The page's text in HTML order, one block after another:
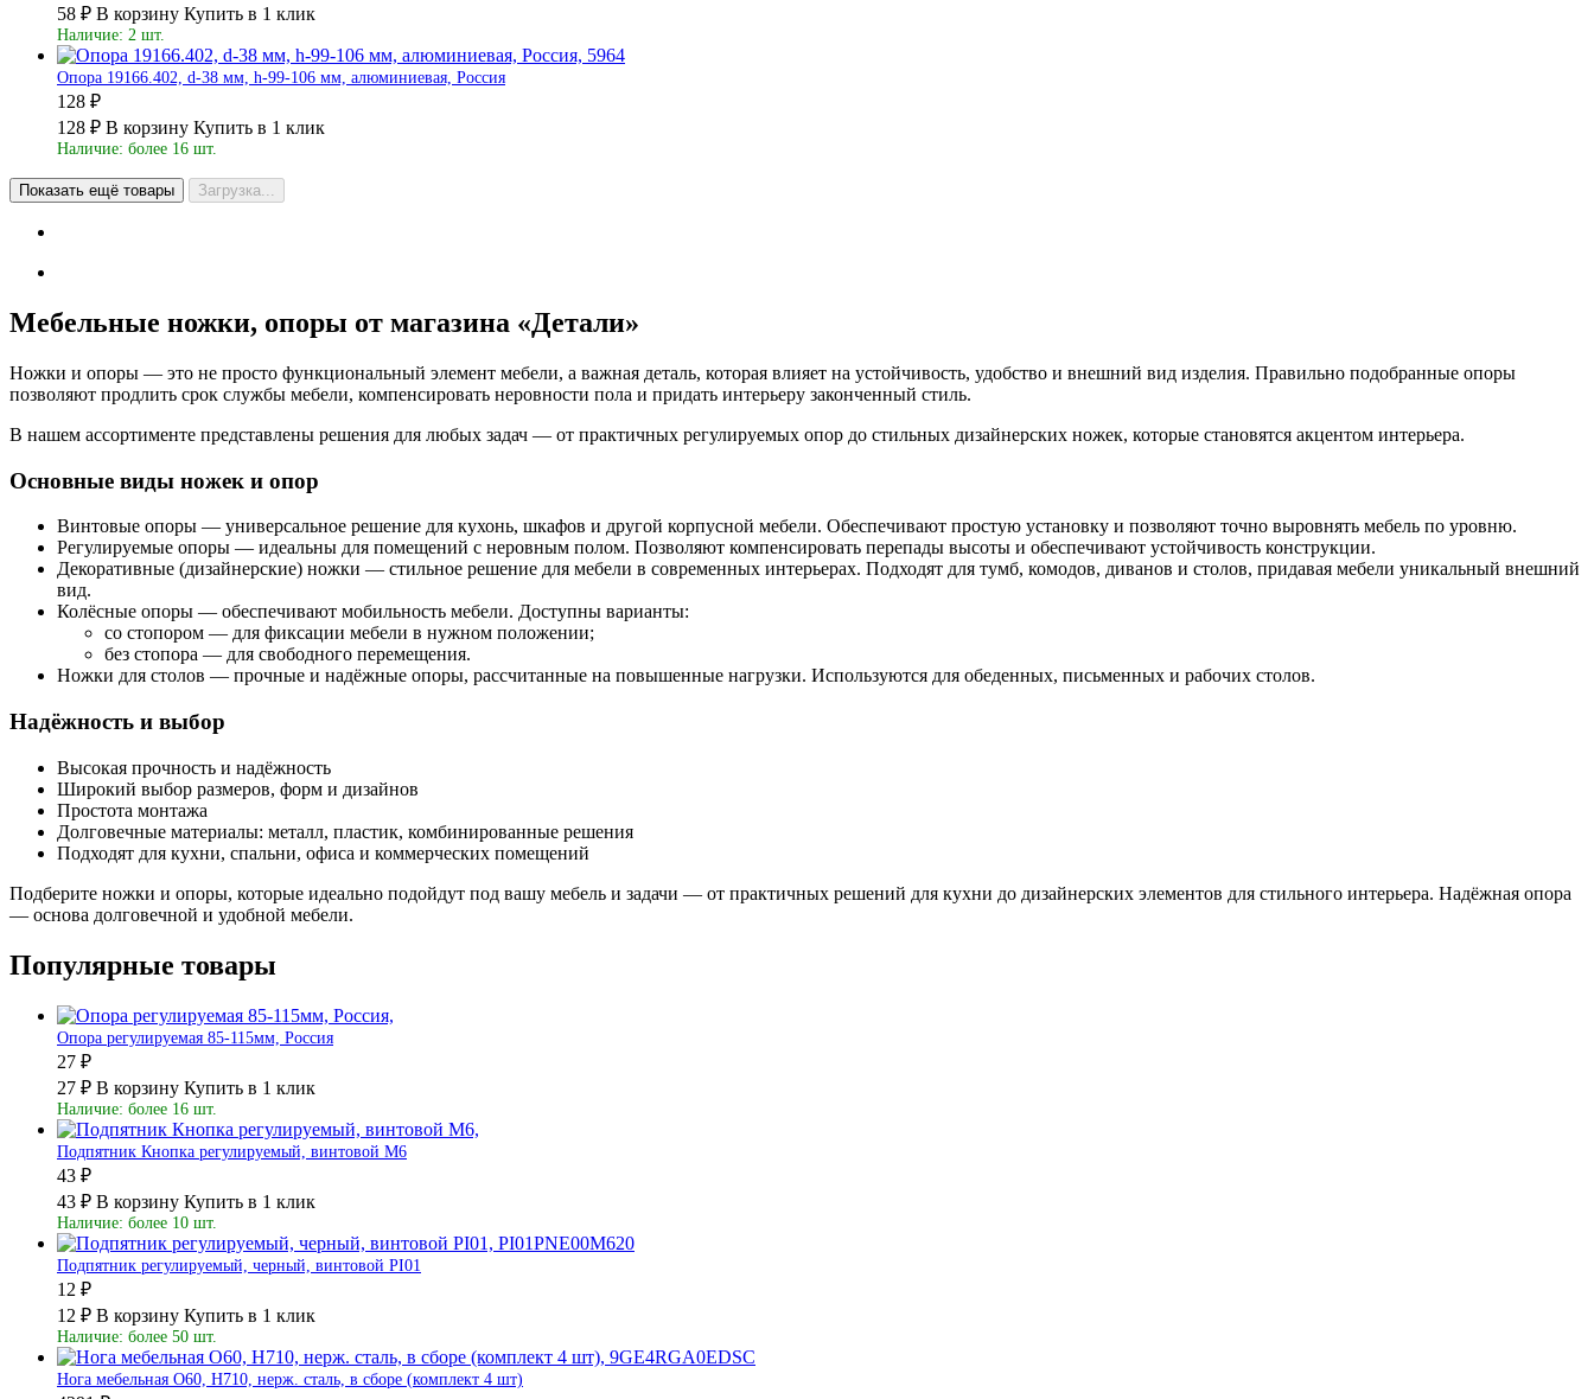
58 ₽ В корзину Купить в 1 клик
Наличие: 2 шт.
Опора 19166.402, d-38 мм, h-99-106 мм, алюминиевая, Россия
128 ₽
128 ₽ В корзину Купить в 1 клик
Наличие: более 16 шт.
Показать ещё товары Загрузка...
Мебельные ножки, опоры от магазина «Детали»
Ножки и опоры — это не просто функциональный элемент мебели, а важная деталь, которая влияет на устойчивость, удобство и внешний вид изделия. Правильно подобранные опоры
позволяют продлить срок службы мебели, компенсировать неровности пола и придать интерьеру законченный стиль.
В нашем ассортименте представлены решения для любых задач — от практичных регулируемых опор до стильных дизайнерских ножек, которые становятся акцентом интерьера.
Основные виды ножек и опор
Винтовые опоры — универсальное решение для кухонь, шкафов и другой корпусной мебели. Обеспечивают простую установку и позволяют точно выровнять мебель по уровню.
Регулируемые опоры — идеальны для помещений с неровным полом. Позволяют компенсировать перепады высоты и обеспечивают устойчивость конструкции.
Декоративные (дизайнерские) ножки — стильное решение для мебели в современных интерьерах. Подходят для тумб, комодов, диванов и столов, придавая мебели уникальный внешний
вид.
Колёсные опоры — обеспечивают мобильность мебели. Доступны варианты:
со стопором — для фиксации мебели в нужном положении;
без стопора — для свободного перемещения.
Ножки для столов — прочные и надёжные опоры, рассчитанные на повышенные нагрузки. Используются для обеденных, письменных и рабочих столов.
Надёжность и выбор
Высокая прочность и надёжность
Широкий выбор размеров, форм и дизайнов
Простота монтажа
Долговечные материалы: металл, пластик, комбинированные решения
Подходят для кухни, спальни, офиса и коммерческих помещений
Подберите ножки и опоры, которые идеально подойдут под вашу мебель и задачи — от практичных решений для кухни до дизайнерских элементов для стильного интерьера. Надёжная опора
— основа долговечной и удобной мебели.
Популярные товары
Опора регулируемая 85-115мм, Россия
27 ₽
27 ₽ В корзину Купить в 1 клик
Наличие: более 16 шт.
Подпятник Кнопка регулируемый, винтовой М6
43 ₽
43 ₽ В корзину Купить в 1 клик
Наличие: более 10 шт.
Подпятник регулируемый, черный, винтовой PI01
12 ₽
12 ₽ В корзину Купить в 1 клик
Наличие: более 50 шт.
Нога мебельная O60, Н710, нерж. сталь, в сборе (комплект 4 шт)